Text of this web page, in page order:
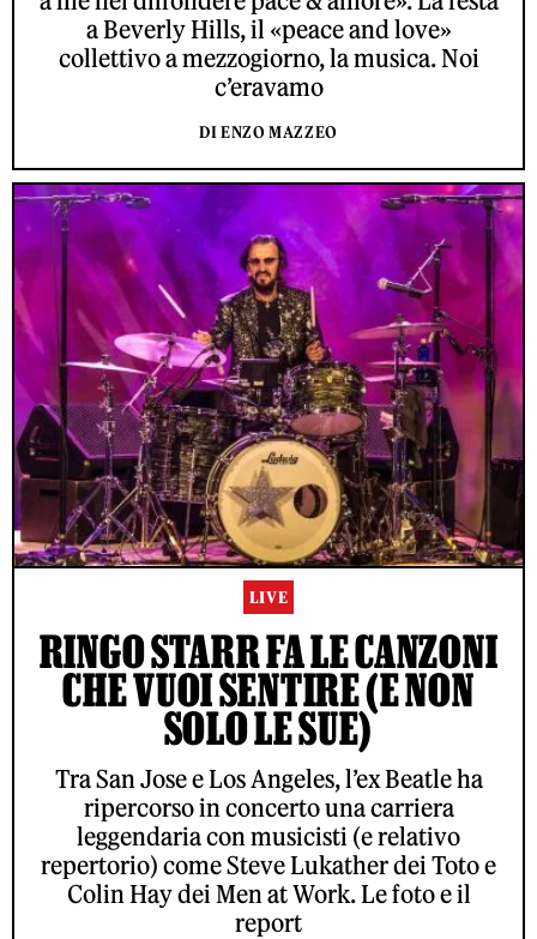
a Beverly Hills, il «peace and love»
collettivo a mezzogiorno, la musica. Noi
c’eravamo
DI ENZO MAZZEO
LIVE
RINGO STARR FA LE CANZONI
CHE VUOI SENTIRE (E NON
SOLO LE SUE)
Tra San Jose e Los Angeles, l’ex Beatle ha
ripercorso in concerto una carriera
leggendaria con musicisti (e relativo
repertorio) come Steve Lukather dei Toto e
Colin Hay dei Men at Work. Le foto e il
report